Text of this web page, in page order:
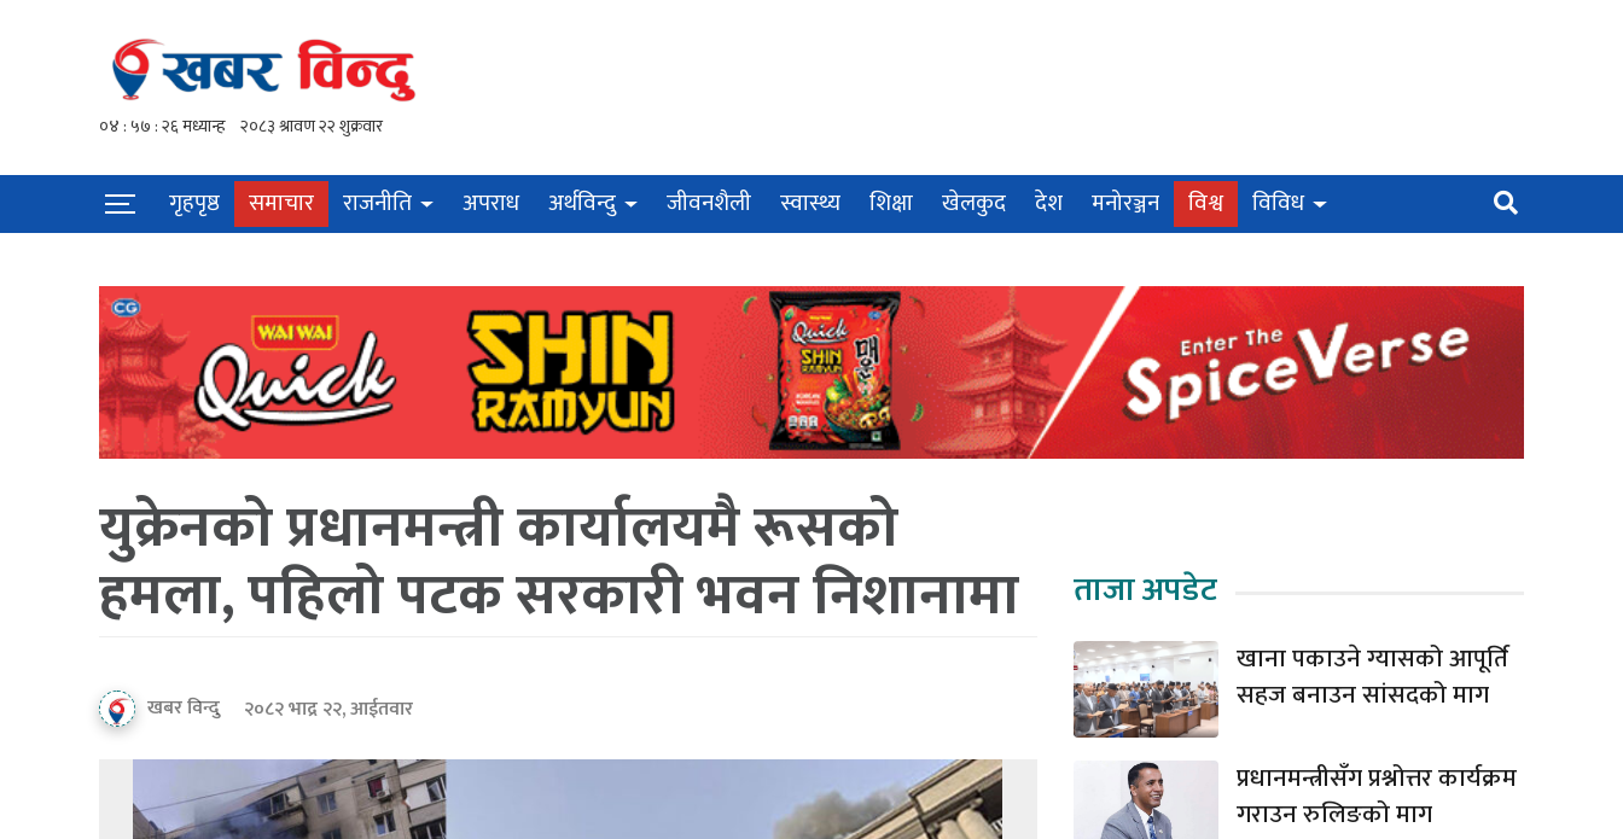
गृहपृष्ठ समाचार राजनीति अपराध अर्थविन्दु जीवनशैली स्वास्थ्य शिक्षा खेलकुद देश मनोरञ्जन विश्व विविध
युक्रेनको प्रधानमन्त्री कार्यालयमै रूसको
हमला, पहिलो पटक सरकारी भवन निशानामा
खबर विन्दु २०८२ भाद्र २२, आईतवार
ताजा अपडेट
खाना पकाउने ग्यासको आपूर्ति
सहज बनाउन सांसदको माग
प्रधानमन्त्रीसँग प्रश्नोत्तर कार्यक्रम
गराउन रुलिङको माग